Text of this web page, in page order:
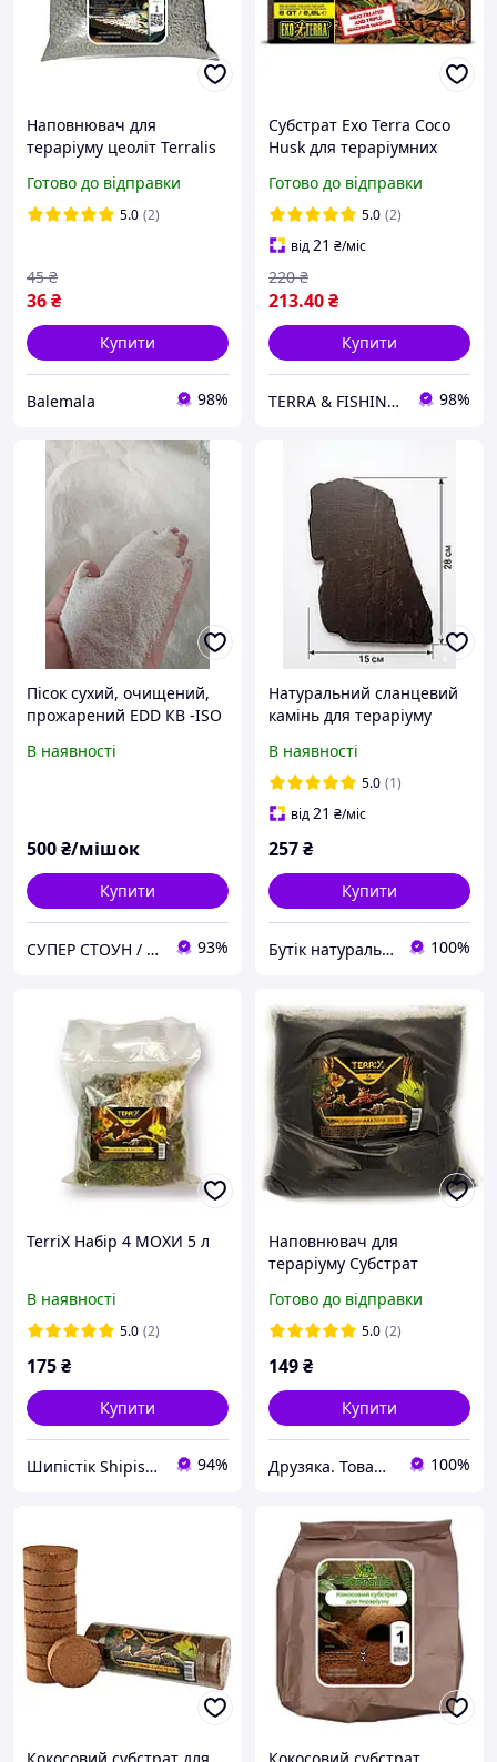
Наповнювач для
тераріуму цеоліт Terralis
Готово до відправки
5.0 (2)
36₴
45 ₴
Купити
Balemala 98%
Субстрат Exo Terra Coco
Husk для тераріумних
Готово до відправки
5.0 (2)
від21 ₴/міс
213.40₴
220 ₴
Купити
TERRA & FISHING SHOP 98%
Пісок сухий, очищений,
прожарений EDD КВ -ISO
В наявності
500₴/мішок
Купити
СУПЕР СТОУН / ПРОИЗВОДИТЕЛЬ КРАШЕНЫХ - EKO DEKOR DNIPRO 93%
Натуральний сланцевий
камінь для тераріуму
В наявності
5.0 (1)
від21 ₴/міс
257₴
Купити
Бутік натурального сланцю. Виробник сланцевого посуду в Україні 100%
TerriX Набір 4 МОХИ 5 л
В наявності
5.0 (2)
175₴
Купити
Шипістік Shipistik 94%
Наповнювач для
тераріуму Субстрат
торф), 5 л
Готово до відправки
5.0 (2)
149₴
Купити
Друзяка. Товари для Ваших улюбленців 100%